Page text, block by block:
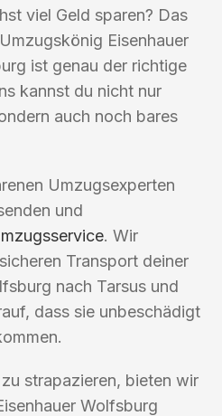
viel Geld sparen? Das
Eisenhauer
ist genau der richtige
kannst du nicht nur
auch noch bares
Umzugsexperten
und
. Wir
Transport deiner
nach Tarsus und
dass sie unbeschädigt
strapazieren, bieten wir
Wolfsburg